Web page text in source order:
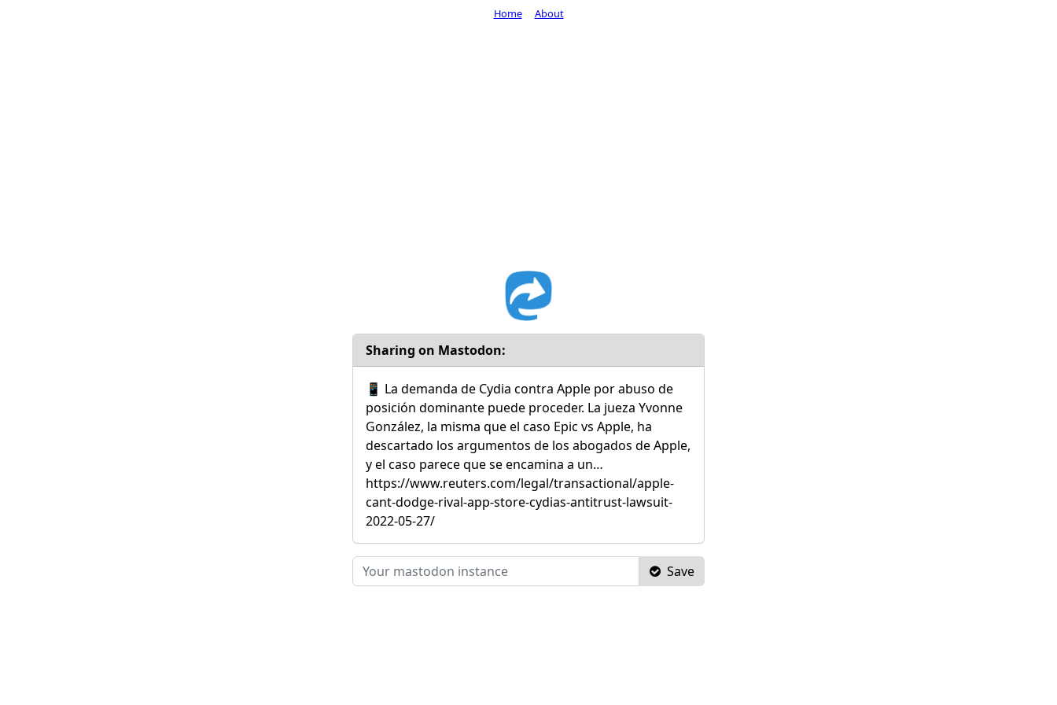
Sharing on Mastodon:
📱 La demanda de Cydia contra Apple por abuso de
posición dominante puede proceder. La jueza Yvonne
González, la misma que el caso Epic vs Apple, ha
descartado los argumentos de los abogados de Apple,
y el caso parece que se encamina a un…
https://www.reuters.com/legal/transactional/apple-
cant-dodge-rival-app-store-cydias-antitrust-lawsuit-
2022-05-27/
Save
Home About